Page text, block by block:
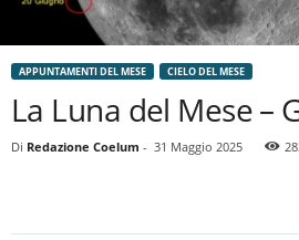
APPUNTAMENTI DEL MESE CIELO DEL MESE
La Luna del Mese –
Di Redazione Coelum - 31 Maggio 2025